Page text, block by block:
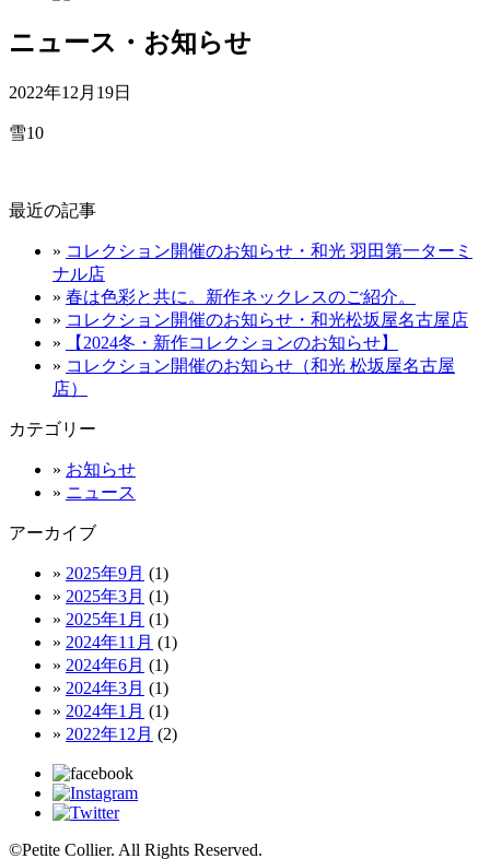
ニュース・お知らせ
2022年12月19日
雪10
最近の記事
» コレクション開催のお知らせ・和光 羽田第一ターミ
ナル店
» 春は色彩と共に。新作ネックレスのご紹介。
» コレクション開催のお知らせ・和光松坂屋名古屋店
»
【2024冬・新作コレクションのお知らせ】
» コレクション開催のお知らせ（和光 松坂屋名古屋
店）
カテゴリー
» お知らせ
» ニュース
アーカイブ
» 2025年9月 (1)
» 2025年3月 (1)
» 2025年1月 (1)
» 2024年11月 (1)
» 2024年6月 (1)
» 2024年3月 (1)
» 2024年1月 (1)
» 2022年12月 (2)
©Petite Collier. All Rights Reserved.